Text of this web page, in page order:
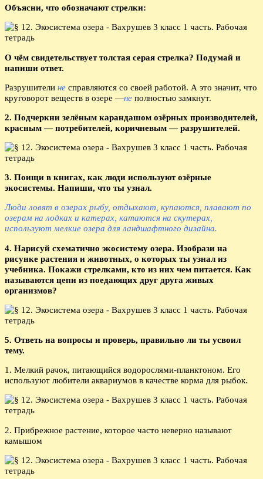
Объясни, что обозначают стрелки:
О чём свидетельствует толстая серая стрелка? Подумай и
напиши ответ.
Разрушители не справляются со своей работой. А это значит, что
круговорот веществ в озере —не полностью замкнут.
2. Подчеркни зелёным карандашом озёрных производителей,
красным — потребителей, коричневым — разрушителей.
3. Поищи в книгах, как люди используют озёрные
экосистемы. Напиши, что ты узнал.
Люди ловят в озерах рыбу, отдыхают, купаются, плавают по
озерам на лодках и катерах, катаются на скутерах,
используют мелкие озера для ландшафтного дизайна.
4. Нарисуй схематично экосистему озера. Изобрази на
рисунке растения и животных, о которых ты узнал из
учебника. Покажи стрелками, кто из них чем питается. Как
называются цепи из поедающих друг друга живых
организмов?
5. Ответь на вопросы и проверь, правильно ли ты усвоил
тему.
1. Мелкий рачок, питающийся водорослями-планктоном. Его
используют любители аквариумов в качестве корма для рыбок.
2. Прибрежное растение, которое часто неверно называют
камышом